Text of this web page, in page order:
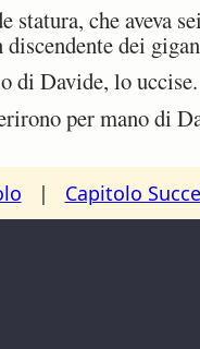
che aveva
dei
di Davide, lo uccise.
per mano di
| Capitolo